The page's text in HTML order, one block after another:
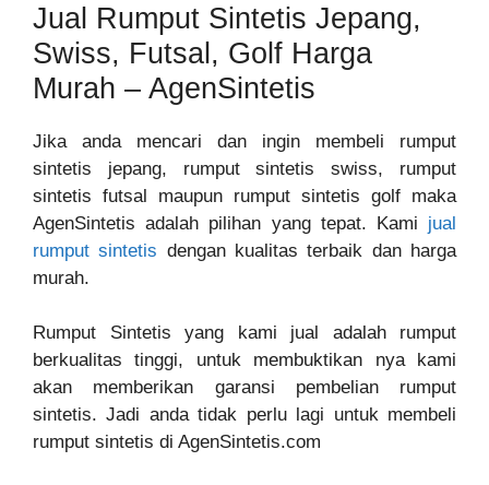
Jual Rumput Sintetis Jepang,
Swiss, Futsal, Golf Harga
Murah – AgenSintetis
Jika anda mencari dan ingin membeli rumput
sintetis jepang, rumput sintetis swiss, rumput
sintetis futsal maupun rumput sintetis golf maka
AgenSintetis adalah pilihan yang tepat. Kami jual
rumput sintetis dengan kualitas terbaik dan harga
murah.
Rumput Sintetis yang kami jual adalah rumput
berkualitas tinggi, untuk membuktikan nya kami
akan memberikan garansi pembelian rumput
sintetis. Jadi anda tidak perlu lagi untuk membeli
rumput sintetis di AgenSintetis.com